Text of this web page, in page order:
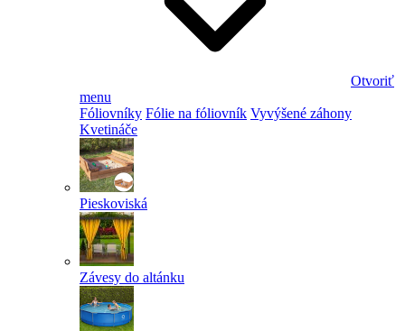
Otvoriť
menu
Fóliovníky Fólie na fóliovník Vyvýšené záhony
Kvetináče
Pieskoviská
Závesy do altánku